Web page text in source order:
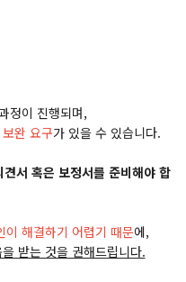
정이 진행되며,
완 요구가 있을 수 있습니다.
서 혹은 보정서를 준비해야 합
해결하기 어렵기 때문에,
받는 것을 권해드립니다.